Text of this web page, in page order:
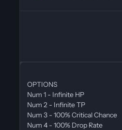
OPTIONS
Num 1 - Infinite HP
Num 2 - Infinite TP
Num 3 - 100% Critical Chance
Num 4 - 100% Drop Rate